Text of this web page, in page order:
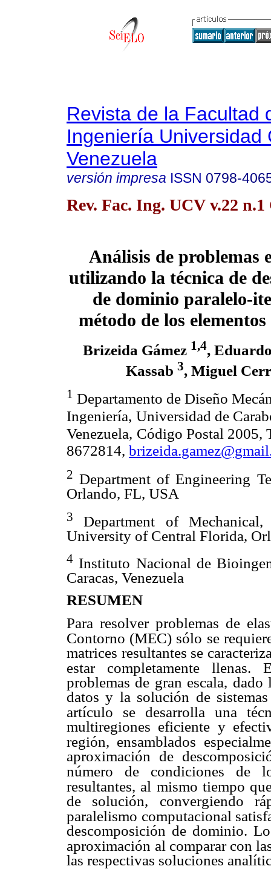
Revista de la Facultad
Ingeniería Universidad
Venezuela
versión impresa ISSN 0798-
Rev. Fac. Ing. UCV v.22
Análisis de problemas
utilizando la técnica de
de dominio paralelo-
método de los
Brizeida Gámez 1,4,
Kassab 3, Miguel
1 Departamento de Diseño
Ingeniería, Universidad de
Venezuela, Código Postal 2005,
8672814,
2 Department of Engineering
Orlando, FL, USA
3
Department of Mechanical,
University of Central Florida,
4 Instituto Nacional de
Caracas, Venezuela
RESUMEN
Para resolver problemas de
Contorno (MEC) sólo se
matrices resultantes se
estar completamente
llenas.
problemas de gran escala,
datos y la solución de
artículo se desarrolla una
multiregiones eficiente y
región, ensamblados
aproximación de
número de
condiciones de
resultantes, al mismo tiempo
de solución, convergiendo
paralelismo computacional
descomposición de dominio.
aproximación al comparar con
las respectivas soluciones